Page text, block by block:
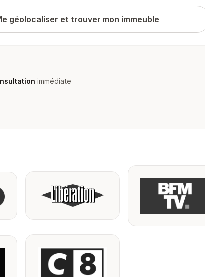
géolocaliser et trouver mon immeuble
immédiate